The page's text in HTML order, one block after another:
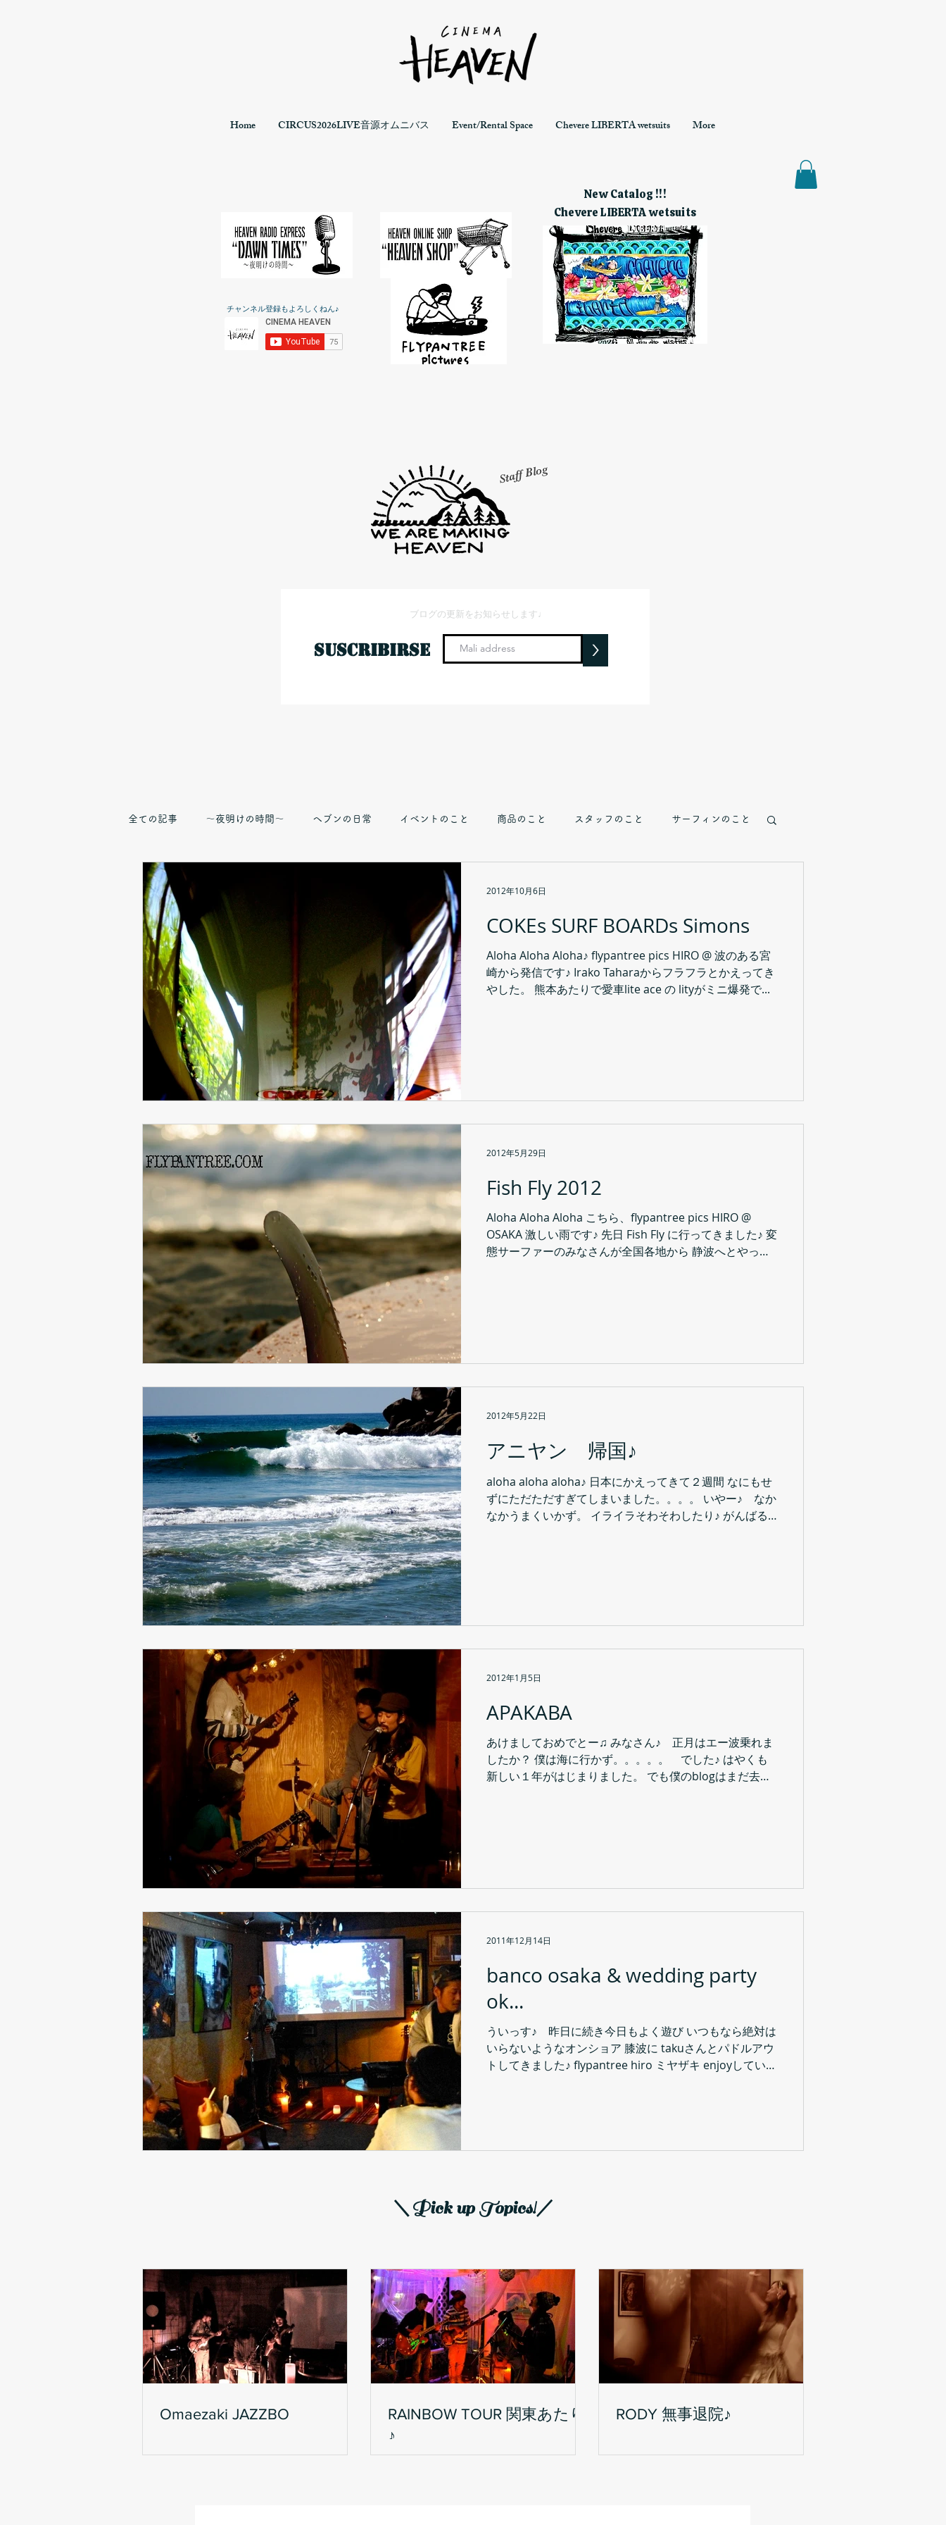
Home CIRCUS2026LIVE音源オムニバス Event/Rental Space Chevere LIBERTA wetsuits More
New Catalog !!!
チャンネル登録もよろしくねん♪
Chevere LIBERTA wetsuits
Staff Blog
ブログの更新をお知らせします♩
suscribirse >
全ての記事 〜夜明けの時間〜 ヘブンの日常 イベントのこと 商品のこと スタッフのこと サーフィンのこと
TRIP
COKEs SURF BOARDs Simons
Aloha Aloha Aloha♪ flypantree pics HIRO @ 波のある宮
崎から発信です♪ Irako Taharaからフラフラとかえってき
やした。 熊本あたりで愛車lite ace の lityがミニ爆発で...
2012年10月6日
Fish Fly 2012
Aloha Aloha Aloha こちら、flypantree pics HIRO @
OSAKA 激しい雨です♪ 先日 Fish Fly に行ってきました♪ 変
態サーファーのみなさんが全国各地から 静波へとやって
2012年5月29日
アニヤン 帰国♪
aloha aloha aloha♪ 日本にかえってきて２週間 なにもせ
ずにただただすぎてしまいました。。。。 いやー♪ なか
なかうまくいかず。 イライラそわそわしたり♪ がんばる
2012年5月22日
APAKABA
あけましておめでとー♫ みなさん♪ 正月はエー波乗れま
したか？ 僕は海に行かず。。。。。 でした♪ はやくも
新しい１年がはじまりました。 でも僕のblogはまだ去年
2012年1月5日
banco osaka & wedding party
ok...
ういっす♪ 昨日に続き今日もよく遊び いつもなら絶対は
いらないようなオンショア 膝波に takuさんとパドルアウ
トしてきました♪ flypantree hiro ミヤザキ enjoyしていま
2011年12月14日
＼Pick up Topics!／
Omaezaki JAZZBO
RAINBOW TOUR 関東あたり
♪
RODY 無事退院♪